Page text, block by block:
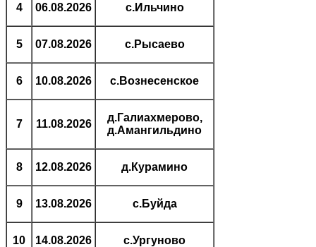
4 06.08.2026 с.Ильчино
5 07.08.2026 с.Рысаево
6 10.08.2026 с.Вознесенское
7 11.08.2026
д.Галиахмерово,
д.Амангильдино
8 12.08.2026 д.Курамино
9 13.08.2026 с.Буйда
10 14.08.2026 с.Ургуново